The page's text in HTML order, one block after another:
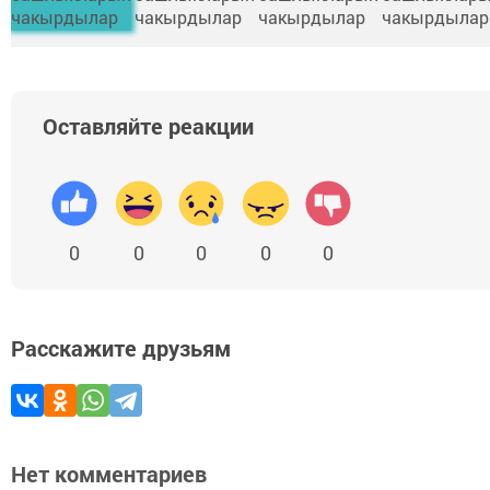
Оставляйте реакции
0 0 0 0 0
Расскажите друзьям
Нет комментариев